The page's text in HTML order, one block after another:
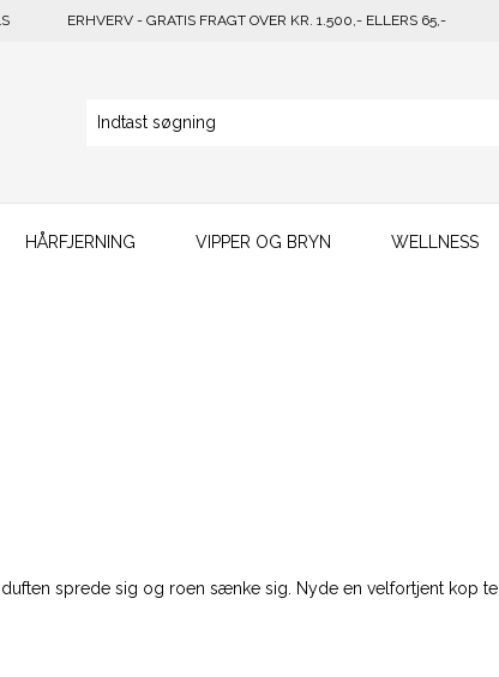
ERHVERV - GRATIS FRAGT OVER KR. 1.500,- ELLERS 65,-
HÅRFJERNING VIPPER OG BRYN WELLNESS
sprede sig og roen sænke sig. Nyde en velfortjent kop te.